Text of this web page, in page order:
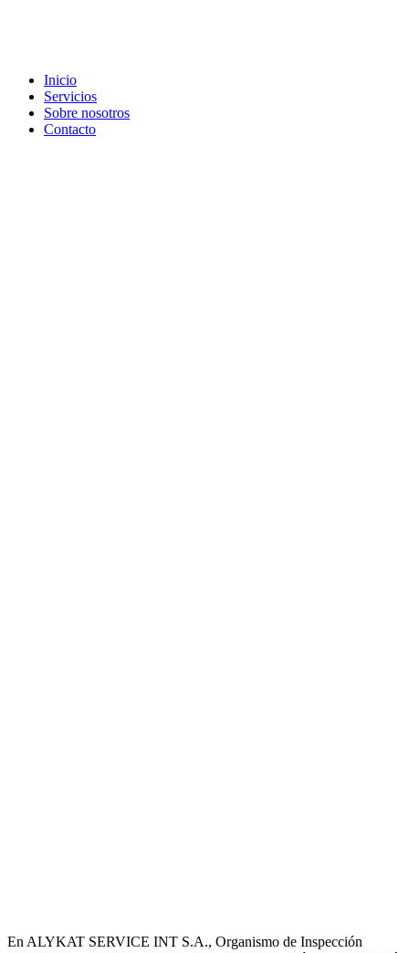
Inicio
Servicios
Sobre nosotros
Contacto
En ALYKAT SERVICE INT S.A., Organismo de Inspección